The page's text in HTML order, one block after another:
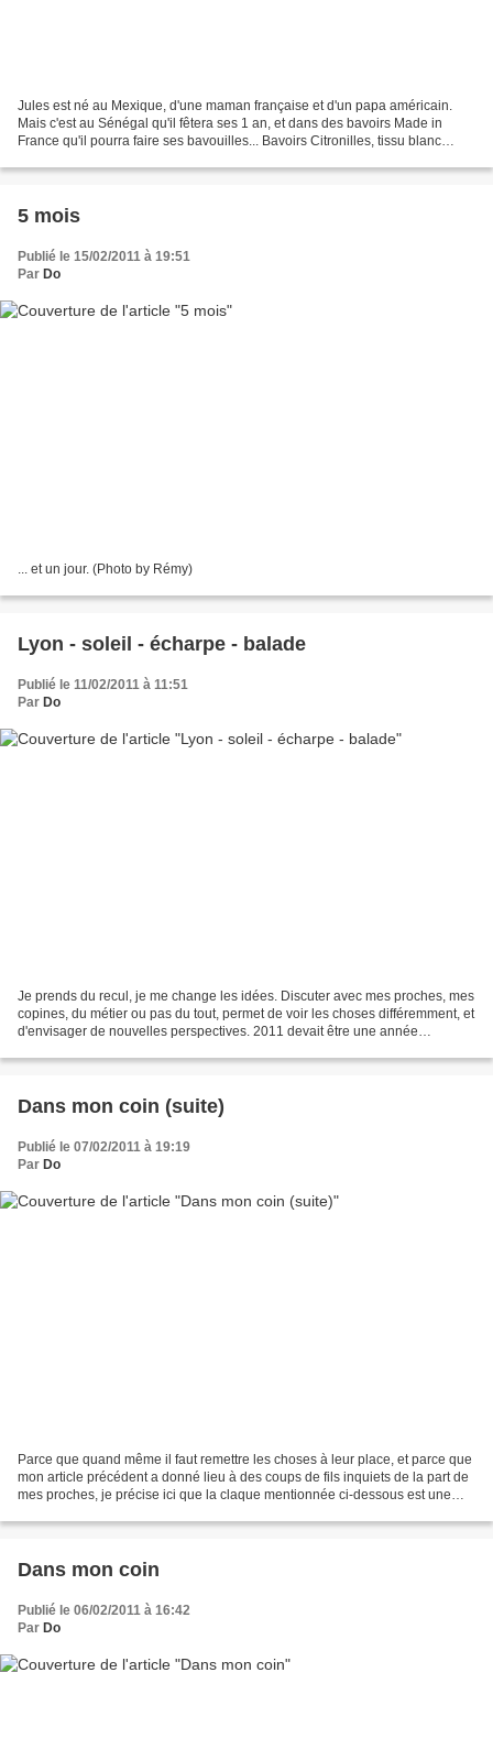
Jules est né au Mexique, d'une maman française et d'un papa américain.
Mais c'est au Sénégal qu'il fêtera ses 1 an, et dans des bavoirs Made in
France qu'il pourra faire ses bavouilles... Bavoirs Citronilles, tissu blanc
5 mois
Publié le 15/02/2011 à 19:51
Par Do
... et un jour. (Photo by Rémy)
Lyon - soleil - écharpe - balade
Publié le 11/02/2011 à 11:51
Par Do
Je prends du recul, je me change les idées. Discuter avec mes proches, mes
copines, du métier ou pas du tout, permet de voir les choses différemment, et
d'envisager de nouvelles perspectives. 2011 devait être une année
Dans mon coin (suite)
Publié le 07/02/2011 à 19:19
Par Do
Parce que quand même il faut remettre les choses à leur place, et parce que
mon article précédent a donné lieu à des coups de fils inquiets de la part de
mes proches, je précise ici que la claque mentionnée ci-dessous est une
Dans mon coin
Publié le 06/02/2011 à 16:42
Par Do